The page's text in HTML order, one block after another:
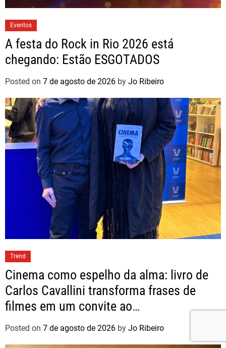
Eventos
A festa do Rock in Rio 2026 está
chegando: Estão ESGOTADOS
Posted on 7 de agosto de 2026 by Jo Ribeiro
Trend
Cinema como espelho da alma: livro de
Carlos Cavallini transforma frases de
filmes em um convite ao
autoconhecimento
Posted on 7 de agosto de 2026 by Jo Ribeiro